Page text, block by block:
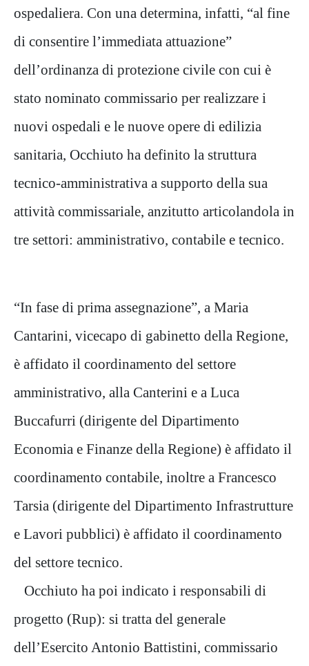
ospedaliera. Con una determina, infatti, “al fine
di consentire l’immediata attuazione”
dell’ordinanza di protezione civile con cui è
stato nominato commissario per realizzare i
nuovi ospedali e le nuove opere di edilizia
sanitaria, Occhiuto ha definito la struttura
tecnico-amministrativa a supporto della sua
attività commissariale, anzitutto articolandola in
tre settori: amministrativo, contabile e tecnico.
“In fase di prima assegnazione”, a Maria
Cantarini, vicecapo di gabinetto della Regione,
è affidato il coordinamento del settore
amministrativo, alla Canterini e a Luca
Buccafurri (dirigente del Dipartimento
Economia e Finanze della Regione) è affidato il
coordinamento contabile, inoltre a Francesco
Tarsia (dirigente del Dipartimento Infrastrutture
e Lavori pubblici) è affidato il coordinamento
del settore tecnico.
Occhiuto ha poi indicato i responsabili di
progetto (Rup): si tratta del generale
dell’Esercito Antonio Battistini, commissario